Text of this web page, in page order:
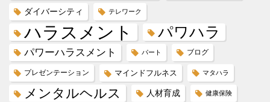
ダイバーシティ テレワーク
ハラスメント パワハラ
パワーハラスメント パート ブログ
プレゼンテーション マインドフルネス マタハラ
メンタルヘルス 人材育成 健康保険